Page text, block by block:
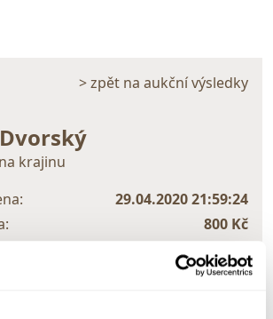
> zpět na aukční výsledky
krajinu
29.04.2020 21:59:24
800 Kč